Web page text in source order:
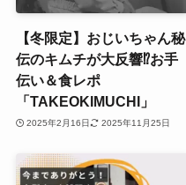
【冬限定】おじいちゃん秘
伝のキムチが大反響⁉お手
伝い＆食レポ
「TAKEOKIMUCHI」
2025年2月16日 2025年11月25日